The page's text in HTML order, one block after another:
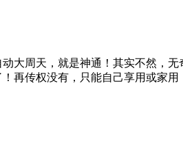
周天，就是神通！其实不然，无
再传权没有，只能自己享用或家